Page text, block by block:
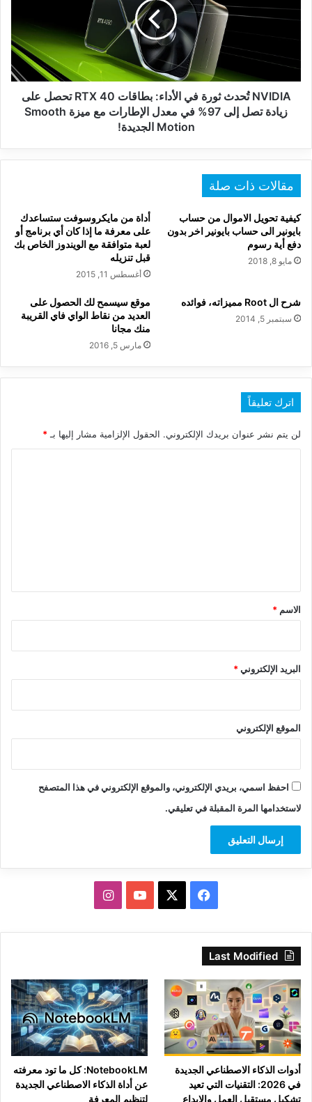
الأداء:
تحصل
على
زيادة
معدل
الإطارات
ميزة
Smooth
Motion
الجديدة!
NVIDIA تُحدث ثورة في الأداء: بطاقات RTX 40 تحصل على
زيادة تصل إلى 97% في معدل الإطارات مع ميزة Smooth
Motion الجديدة!
مقالات ذات صلة
كيفية تحويل الاموال من حساب
بايونير الى حساب بايونير اخر بدون
دفع أية رسوم
مايو 8, 2018
أداة من مايكروسوفت ستساعدك
على معرفة ما إذا كان أي برنامج أو
لعبة متوافقة مع الويندوز الخاص بك
قبل تنزيله
أغسطس 11, 2015
شرح ال Root مميزاته، فوائده
سبتمبر 5, 2014
موقع سيسمح لك الحصول على
العديد من نقاط الواي فاي القريبة
منك مجانا
مارس 5, 2016
اترك تعليقاً
لن يتم نشر عنوان بريدك الإلكتروني. الحقول الإلزامية مشار إليها بـ *
*
الاسم *
البريد الإلكتروني*
الموقع الإلكتروني
احفظ اسمي، بريدي الإلكتروني، والموقع الإلكتروني في هذا المتصفح
لاستخدامها المرة المقبلة في تعليقي.
فيسبوك ‫YouTubeانستقرام
Last Modified
أدوات الذكاء الاصطناعي الجديدة
في 2026: التقنيات التي تعيد
تشكيل مستقبل العمل والإبداع
NotebookLM: كل ما تود معرفته
عن أداة الذكاء الاصطناعي الجديدة
لتنظيم المعرفة